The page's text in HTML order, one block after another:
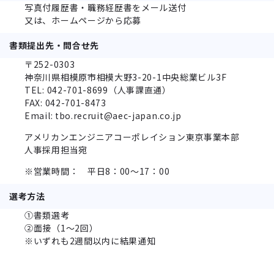
写真付履歴書・職務経歴書をメール送付
又は、ホームページから応募
書類提出先・問合せ先
〒252-0303
神奈川県相模原市相模⼤野3-20-1中央総業ビル3F
TEL: 042-701-8699（人事課直通）
FAX: 042-701-8473
Email: tbo.recruit@aec-japan.co.jp
アメリカンエンジニアコーポレイション東京事業本部
人事採用担当宛
※営業時間： 平日8：00～17：00
選考方法
①書類選考
②面接（1～2回）
※いずれも2週間以内に結果通知